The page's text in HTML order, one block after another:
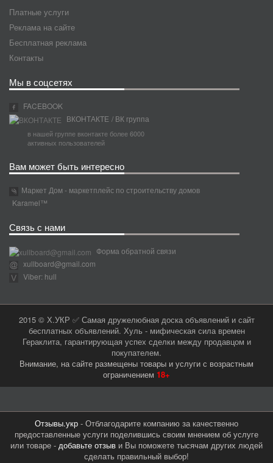
Платные услуги
Реклама на сайте
Бесплатная реклама
Контакты
Мы в соцсетях
FACEBOOK
ВКОНТАКТЕ / ВК группа
в нашей группе вконтакте более 6000
активных пользователей
Вам может быть интересно
Маркет Дом - маркетплейс по строительству домов
Karamel™
Связь с нами
Форма обратной связи
xullboard@gmail.com
Viber: hull
2015 © Х.УКР ✅ Самая дружелюбная доска объявлений и сайт
бесплатных объявлений. Хуль - мифическая сила времен
Гераклита, гарантирующая успех сделки между продавцом и
покупателем.
Внимание, на сайте размещены товары и услуги с возрастным
ограничением 18+
Отзывы.укр - Отблагодарите компанию за качественно
предоставленные услуги поделившись своим мнением об услуге
или товаре - добавьте отзыв и Вы поможете тысячам других людей
сделать правильный выбор!